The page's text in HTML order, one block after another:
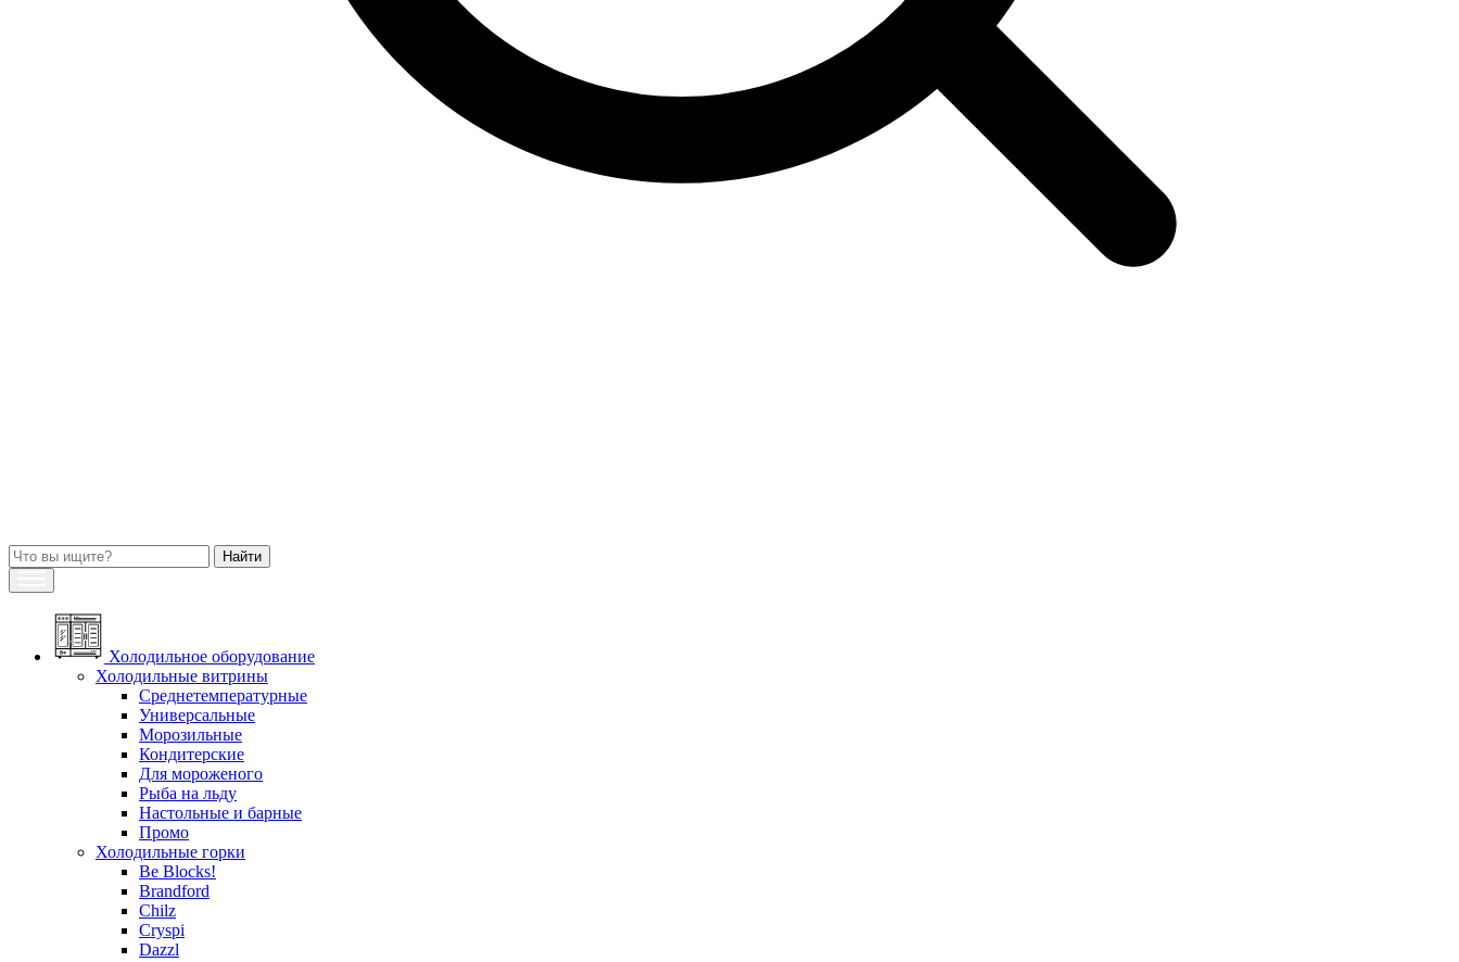
Холодильное оборудование
Холодильные витрины
Среднетемпературные
Универсальные
Морозильные
Кондитерские
Для мороженого
Рыба на льду
Настольные и барные
Промо
Холодильные горки
Be Blocks!
Brandford
Chilz
Cryspi
Dazzl